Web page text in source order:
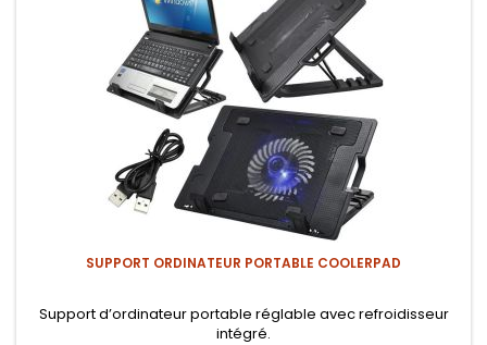
SUPPORT ORDINATEUR PORTABLE COOLERPAD
Support d’ordinateur portable réglable avec refroidisseur
intégré.